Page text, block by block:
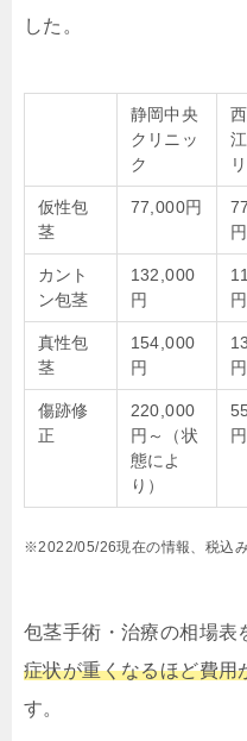
した。
静岡中央
クリニッ
ク
仮性包
茎
77,000円
円
カント
ン包茎
132,000
円
円
真性包
茎
154,000
円
円
傷跡修
正
220,000
円～（状
態によ
り）
※2022/05/26現在の情報、税込
包茎手術・治療の相場表
症状が重くなるほど費用
す。